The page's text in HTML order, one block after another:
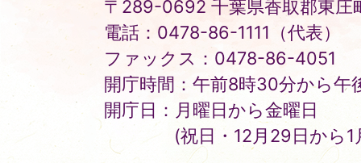
〒289-0692 千葉県香取郡東庄
電話：0478-86-1111（代表）
ファックス：0478-86-4051
開庁時間：午前8時30分から午
開庁日：月曜日から金曜日
(祝日・12月29日から